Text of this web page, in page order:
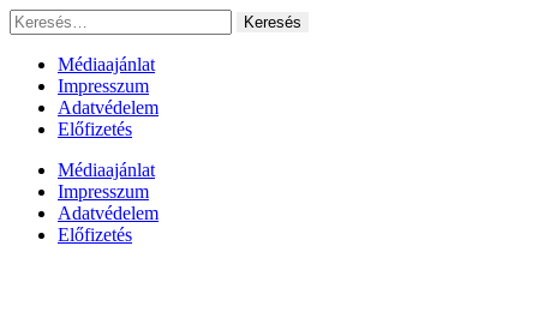
Ugrás
a
tartalomhoz
Keresés:
Médiaajánlat
Impresszum
Adatvédelem
Előfizetés
Médiaajánlat
Impresszum
Adatvédelem
Előfizetés